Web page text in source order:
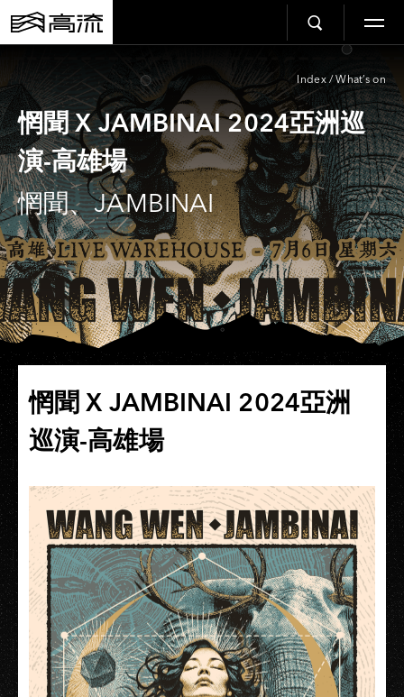
Index / What’s on
惘聞 X JAMBINAI 2024亞洲巡
演-高雄場
惘聞、JAMBINAI
惘聞 X JAMBINAI 2024亞洲
巡演-高雄場